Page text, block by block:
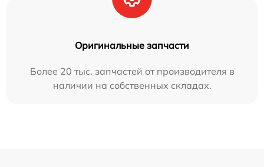
Оригинальные запчасти
Более 20 тыс. запчастей от производителя в
наличии на собственных складах.